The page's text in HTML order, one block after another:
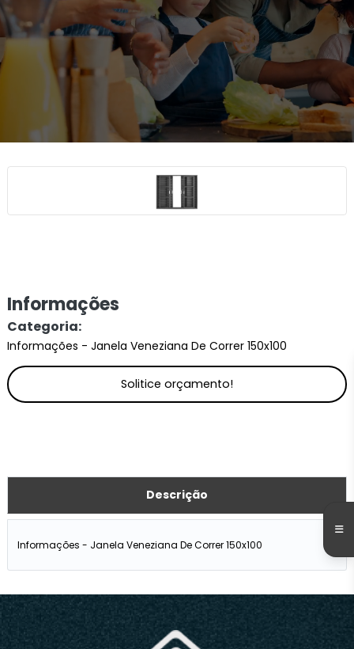
Informações
Categoria:
Informações - Janela Veneziana De Correr 150x100
Solitice orçamento!
Descrição
Informações - Janela Veneziana De Correr 150x100